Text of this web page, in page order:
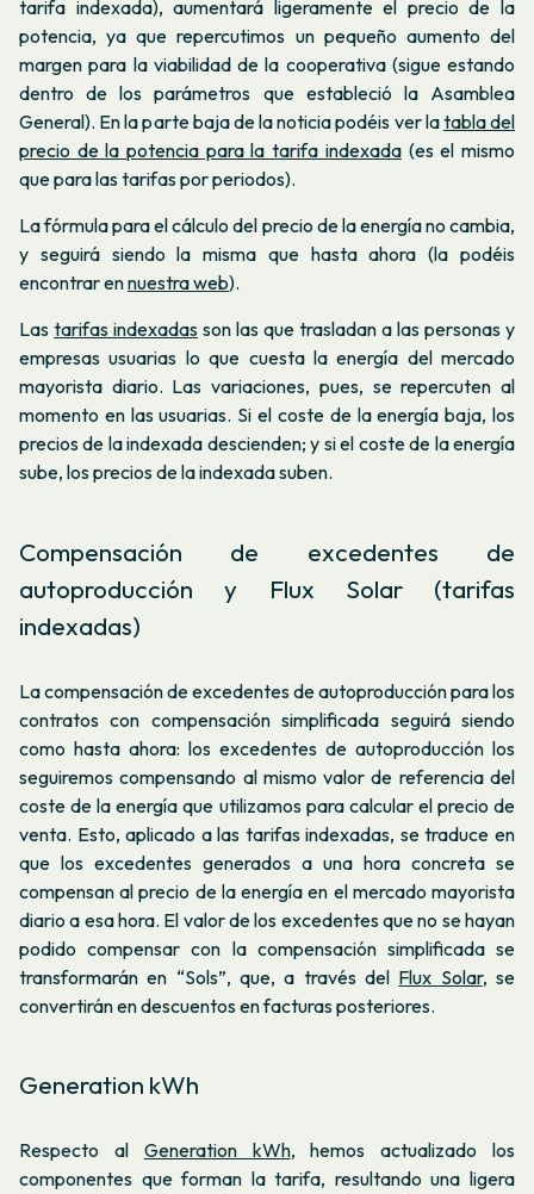
tarifa indexada), aumentará ligeramente el precio de la
potencia, ya que repercutimos un pequeño aumento del
margen para la viabilidad de la cooperativa (sigue estando
dentro de los parámetros que estableció la Asamblea
General). En la parte baja de la noticia podéis ver latabla del
precio de la potencia para la tarifa indexada(es el mismo
que para las tarifas por periodos).
La fórmula para el cálculo del precio de la energía no cambia,
y seguirá siendo la misma que hasta ahora (la podéis
encontrar ennuestra web).
Las tarifas indexadas son las que trasladan a las personas y
empresas usuarias lo que cuesta la energía del mercado
mayorista diario. Las variaciones, pues, se repercuten al
momento en las usuarias. Si el coste de la energía baja, los
precios de la indexada descienden; y si el coste de la energía
sube, los precios de la indexada suben.
Compensación de excedentes de
autoproducción y Flux Solar (tarifas
indexadas)
La compensación de excedentes de autoproducción para los
contratos con compensación simplificada seguirá siendo
como hasta ahora: los excedentes de autoproducción los
seguiremos compensando al mismo valor de referencia del
coste de la energía que utilizamos para calcular el precio de
venta. Esto, aplicado a las tarifas indexadas, se traduce en
que los excedentes generados a una hora concreta se
compensan al precio de la energía en el mercado mayorista
diario a esa hora. El valor de los excedentes que no se hayan
podido compensar con la compensación simplificada se
transformarán en “Sols”, que, a través del Flux Solar, se
convertirán en descuentos en facturas posteriores.
Generation kWh
Respecto al Generation kWh, hemos actualizado los
componentes que forman la tarifa, resultando una ligera